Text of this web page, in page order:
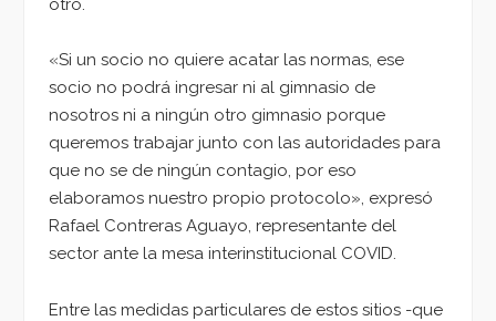
«Si un socio no quiere acatar las normas, ese
socio no podrá ingresar ni al gimnasio de
nosotros ni a ningún otro gimnasio porque
queremos trabajar junto con las autoridades para
que no se de ningún contagio, por eso
elaboramos nuestro propio protocolo», expresó
Rafael Contreras Aguayo, representante del
sector ante la mesa interinstitucional COVID.
Entre las medidas particulares de estos sitios -que